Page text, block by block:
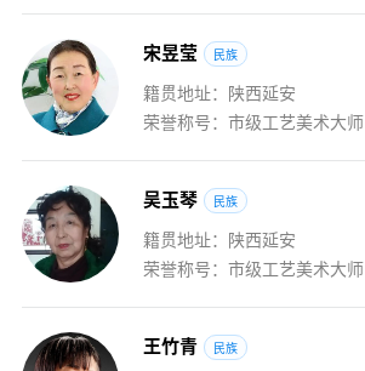
宋昱莹 民族
籍贯地址：陕西延安
荣誉称号：市级工艺美术大师
吴玉琴 民族
籍贯地址：陕西延安
荣誉称号：市级工艺美术大师
王竹青 民族